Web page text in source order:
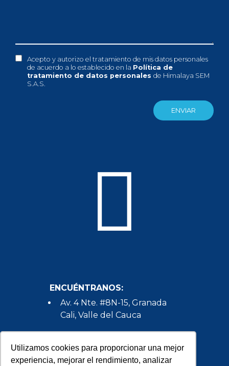
Utilizamos cookies para proporcionar una mejor
experiencia, mejorar el rendimiento, analizar
Acepto y autorizo el tratamiento de mis datos personales
de acuerdo a lo establecido en la Política de
tratamiento de datos personales de Himalaya SEM
S.A.S.
ENCUÉNTRANOS:
Av. 4 Nte. #8N-15, Granada
Cali, Valle del Cauca
HABLEMOS:
(+57) 602 386 5350